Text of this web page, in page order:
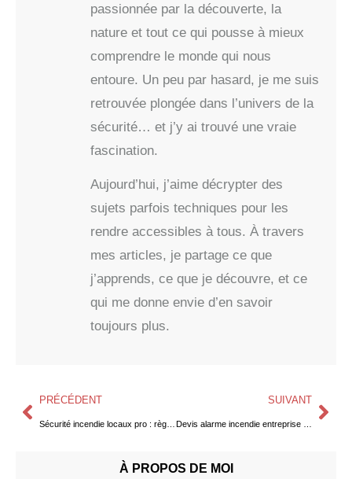
passionnée par la découverte, la
nature et tout ce qui pousse à mieux
comprendre le monde qui nous
entoure. Un peu par hasard, je me suis
retrouvée plongée dans l’univers de la
sécurité… et j’y ai trouvé une vraie
fascination.
Aujourd’hui, j’aime décrypter des
sujets parfois techniques pour les
rendre accessibles à tous. À travers
mes articles, je partage ce que
j’apprends, ce que je découvre, et ce
qui me donne envie d’en savoir
toujours plus.
PRÉCÉDENT SUIVANT
À PROPOS DE MOI